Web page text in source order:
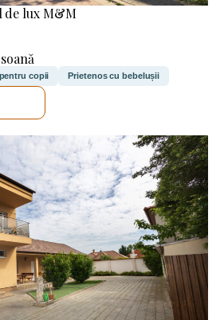
de lux M&M
copii Prietenos cu bebelușii